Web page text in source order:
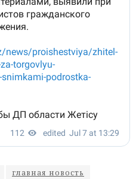
главная новость